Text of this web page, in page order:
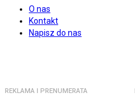
O nas
Kontakt
Napisz do nas
REKLAMA I PRENUMERATA